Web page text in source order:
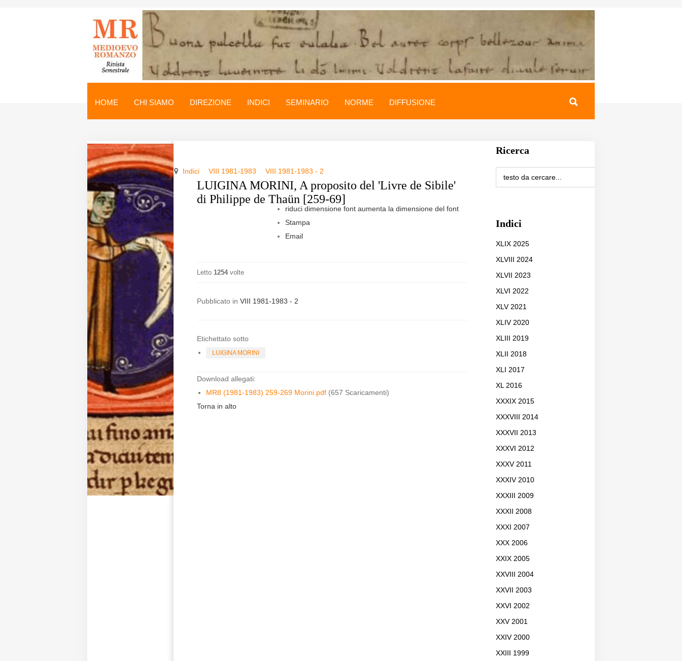
Medioevo Romanzo
direzione@medioevoromanzo.it
HOME CHI SIAMO DIREZIONE INDICI SEMINARIO NORME DIFFUSIONE
Indici VIII 1981-1983 VIII 1981-1983 - 2
LUIGINA MORINI, A proposito del 'Livre de Sibile'
di Philippe de Thaün [259-69]
riduci dimensione font aumenta la dimensione del font
Stampa
Email
Letto 1254 volte
Pubblicato in VIII 1981-1983 - 2
Etichettato sotto
LUIGINA MORINI
Download allegati:
MR8 (1981-1983) 259-269 Morini.pdf (657 Scaricamenti)
Torna in alto
Ricerca
Indici
XLIX 2025
XLVIII 2024
XLVII 2023
XLVI 2022
XLV 2021
XLIV 2020
XLIII 2019
XLII 2018
XLI 2017
XL 2016
XXXIX 2015
XXXVIII 2014
XXXVII 2013
XXXVI 2012
XXXV 2011
XXXIV 2010
XXXIII 2009
XXXII 2008
XXXI 2007
XXX 2006
XXIX 2005
XXVIII 2004
XXVII 2003
XXVI 2002
XXV 2001
XXIV 2000
XXIII 1999